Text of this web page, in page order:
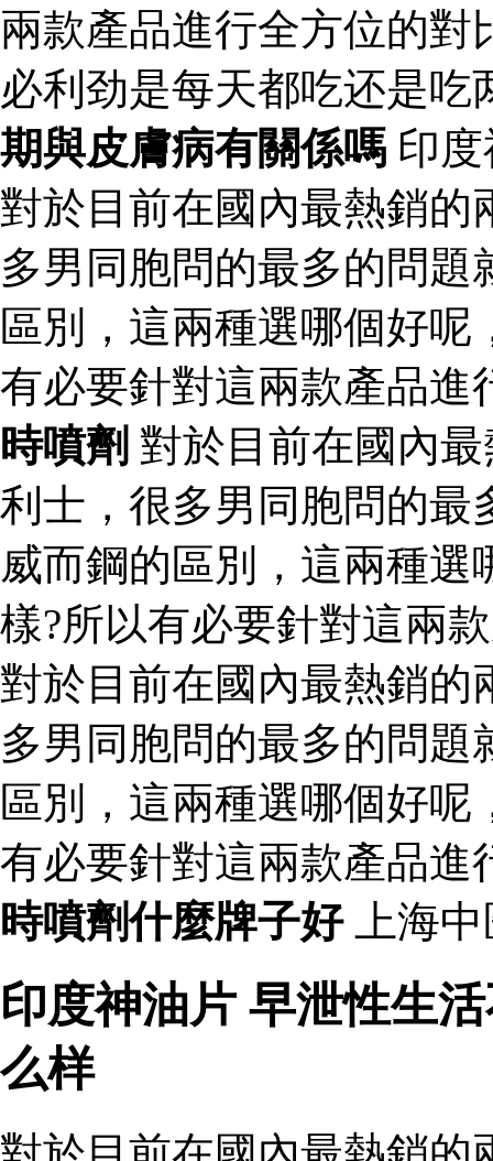
兩款產品進行全方位的
必利劲是每天都吃还是
期與皮膚病有關係嗎 印
對於目前在國內最熱銷的
多男同胞問的最多的問
區別，這兩種選哪個好呢
有必要針對這兩款產品
時噴劑 對於目前在國內
利士，很多男同胞問的最
威而鋼的區別，這兩種
樣?所以有必要針對這兩
對於目前在國內最熱銷的
多男同胞問的最多的問
區別，這兩種選哪個好呢
有必要針對這兩款產品
時噴劑什麼牌子好上海中
印度神油片 早泄性生
么样